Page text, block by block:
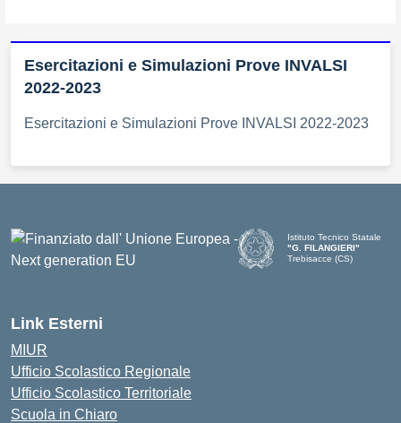
Esercitazioni e Simulazioni Prove INVALSI
2022-2023
Esercitazioni e Simulazioni Prove INVALSI 2022-2023
Istituto Tecnico Statale
"G. FILANGIERI"
Trebisacce (CS)
Link Esterni
MIUR
Ufficio Scolastico Regionale
Ufficio Scolastico Territoriale
Scuola in Chiaro